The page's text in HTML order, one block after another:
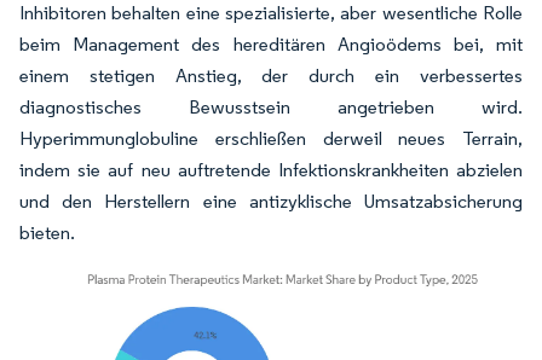
Inhibitoren behalten eine spezialisierte, aber wesentliche Rolle
beim Management des hereditären Angioödems bei, mit
einem stetigen Anstieg, der durch ein verbessertes
diagnostisches Bewusstsein angetrieben wird.
Hyperimmunglobuline erschließen derweil neues Terrain,
indem sie auf neu auftretende Infektionskrankheiten abzielen
und den Herstellern eine antizyklische Umsatzabsicherung
bieten.